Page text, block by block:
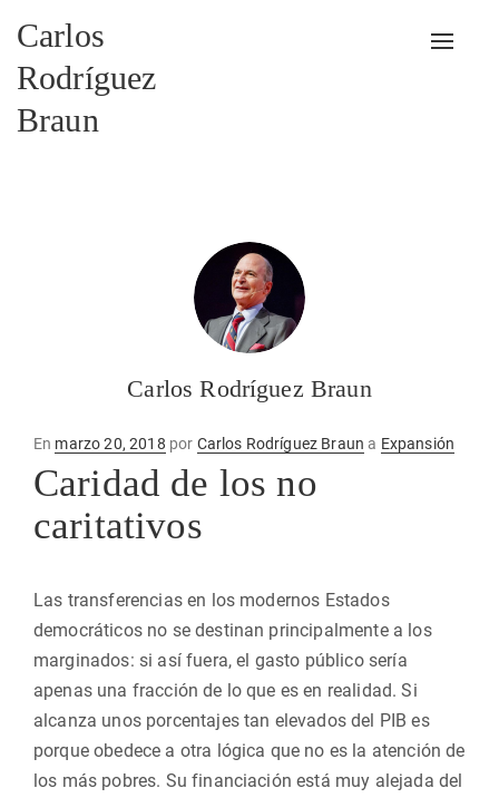
Carlos
Rodríguez
Braun
Carlos Rodríguez Braun
En Publicado
en
marzo 20, 2018 por Carlos Rodríguez Braun a Expansión
Caridad de los no
caritativos
Las transferencias en los modernos Estados
democráticos no se destinan principalmente a los
marginados: si así fuera, el gasto público sería
apenas una fracción de lo que es en realidad. Si
alcanza unos porcentajes tan elevados del PIB es
porque obedece a otra lógica que no es la atención de
los más pobres. Su financiación está muy alejada del